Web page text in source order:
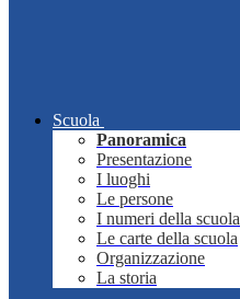
Scuola
Panoramica
Presentazione
I luoghi
Le persone
I numeri della scuola
Le carte della scuola
Organizzazione
La storia